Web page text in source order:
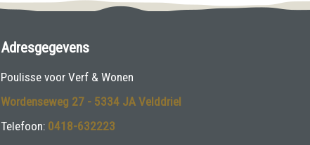
Adresgegevens
Poulisse voor Verf & Wonen
Wordenseweg 27 - 5334 JA Velddriel
Telefoon: 0418-632223